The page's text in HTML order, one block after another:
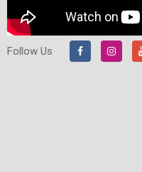
Follow Us